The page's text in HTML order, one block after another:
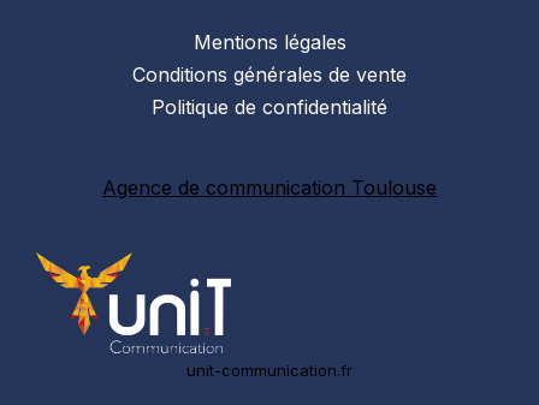
Mentions légales
Conditions générales de vente
Politique de confidentialité
Agence de communication Toulouse
unit-communication.fr